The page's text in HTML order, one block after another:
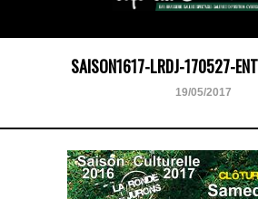
SAISON1617-LRDJ-170527-
19/05/2017